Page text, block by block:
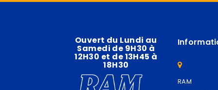
Ouvert du Lundi au
Samedi de 9H30 à
12H30 et de 13H45 à
18H30
RAM